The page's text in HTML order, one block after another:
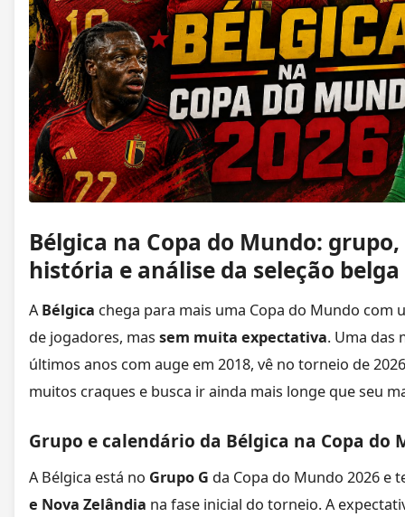
Bélgica na Copa do Mundo:
história e análise da seleção belga
ABélgica chega para mais uma Copa do Mundo com
de jogadores, mas sem muita expectativa. Uma das
últimos anos com auge em 2018, vê no torneio de
muitos craques e busca ir ainda mais longe que seu
Grupo e calendário da Bélgica na Copa do
A Bélgica está no Grupo G da Copa do Mundo 2026 e
e Nova Zelândia na fase inicial do torneio. A